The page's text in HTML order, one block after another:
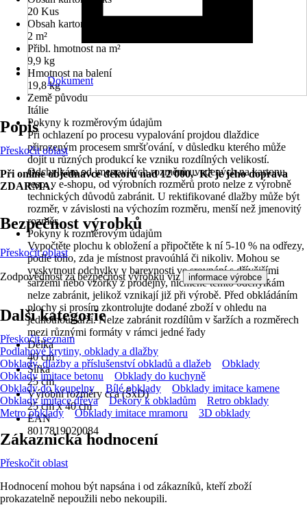
20 Kus
Obsah kartonu v m2
2 m²
Přibl. hmotnost na m²
9,9 kg
Hmotnost na balení
19,8 kg
Země původu
Itálie
Pokyny k rozměrovým údajům
Při ochlazení po procesu vypalování projdou dlaždice
přirozeným procesem smršťování, v důsledku kterého může
dojít u různých produkcí ke vzniku rozdílných velikostí.
Odchylkám od jmenovitých rozměrů uvedených na kartonu,
resp. v e-shopu, od výrobních rozměrů proto nelze z výrobně
technických důvodů zabránit. U rektifikované dlažby může být
rozměr, v závislosti na výchozím rozměru, menší než jmenovitý
rozměr.
Pokyny k rozměrovým údajům
Vypočtěte plochu k obložení a připočtěte k ní 5-10 % na odřezy,
podle toho, zda je místnost pravoúhlá či nikoliv. Mohou se
vyskytnout odchylky v barevnosti ve srovnání s dřívějšími
šaržemi nebo vzorky z prodejny, nicméně těmto odchylkám
nelze zabránit, jelikož vznikají již při výrobě. Před obkládáním
plochy si prosím zkontrolujte dodané zboží v ohledu na
jednotnou šarži. Nelze zabránit rozdílům v šaržích a rozměrech
mezi různými formáty v rámci jedné řady
Délka
40 cm
Šířka
25 cm
Výrobní rozměry cca (ŠxD)
25 cm x 40 cm
EAN
8017819020084
Dokument
Popis
Přeskočit oblast
Při online objednávce dekoru nad 12 000,- Kč je jeho doprava
ZDARMA.
Bezpečnost výrobků
Přeskočit oblast
Zodpovědnost za bezpečnost výrobku viz informace výrobce .
Další kategorie
Přeskočit seznam
Podlahové krytiny, obklady a dlažby
Obklady, dlažby a příslušenství obkladů a dlažeb
Obklady
Obklady imitace betonu
Obklady do kuchyně
Obklady do koupelny
Bílé obklady
Obklady imitace kamene
Obklady imitace dřeva
Dekory k obkladům
Retro obklady
Metro obklady
Obklady imitace mramoru 3D obklady
Zákaznická hodnocení
Přeskočit oblast
Hodnocení mohou být napsána i od zákazníků, kteří zboží
prokazatelně nepoužili nebo nekoupili.